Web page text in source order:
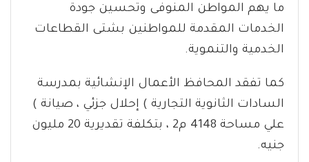
ما يهم المواطن المنوفى وتحسين جودة
الخدمات المقدمة للمواطنين بشتى القطاعات
الخدمية والتنموية.
كما تفقد المحافظ الأعمال الإنشائية بمدرسة
السادات الثانوية التجارية ) إحلال جزئي ، صيانة )
علي مساحة 4148 م2 ، بتكلفة تقديرية 20 مليون
جنيه.